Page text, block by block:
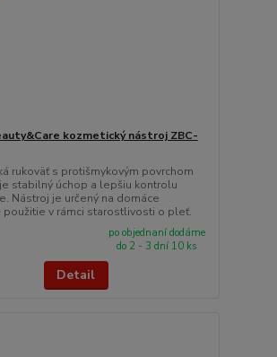
kozmetický nástroj ZBC-
rukoväť s protišmykovým povrchom
stabilný úchop a lepšiu kontrolu
Nástroj je určený na domáce
použitie v rámci starostlivosti o pleť.
po objednaní dodáme
do 2 - 3 dní 10 ks
Detail